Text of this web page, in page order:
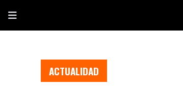
ACTUALIDAD